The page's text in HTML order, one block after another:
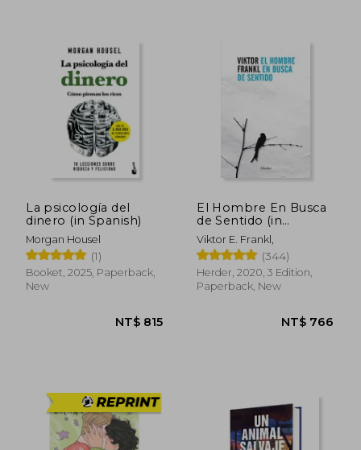
La psicología del
dinero (in Spanish)
Morgan Housel
(1)
Booket, 2025, Paperback,
New
El Hombre En Busca
de Sentido (in
Spanish)
Viktor E. Frankl,
(344)
Herder, 2020, 3 Edition,
Paperback, New